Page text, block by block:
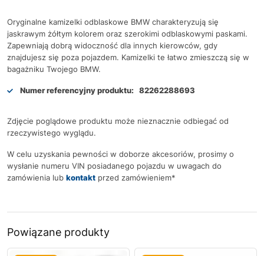
Oryginalne kamizelki odblaskowe BMW charakteryzują się
jaskrawym żółtym kolorem oraz szerokimi odblaskowymi paskami.
Zapewniają dobrą widoczność dla innych kierowców, gdy
znajdujesz się poza pojazdem. Kamizelki te łatwo zmieszczą się w
bagażniku Twojego BMW.
Numer referencyjny produktu: 82262288693
Zdjęcie poglądowe produktu może nieznacznie odbiegać od
rzeczywistego wyglądu.
W celu uzyskania pewności w doborze akcesoriów, prosimy o
wysłanie numeru VIN posiadanego pojazdu w uwagach do
zamówienia lub kontakt przed zamówieniem*
Powiązane produkty